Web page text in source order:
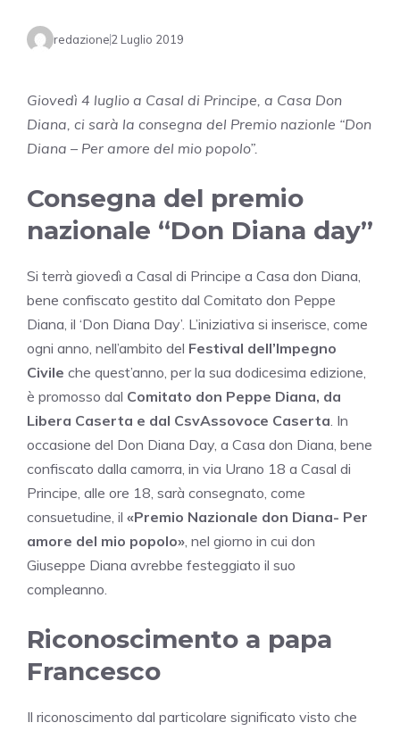
redazione2 Luglio 2019
Giovedì 4 luglio a Casal di Principe, a Casa Don
Diana, ci sarà la consegna del Premio nazionle “Don
Diana – Per amore del mio popolo”.
Consegna del premio
nazionale “Don Diana day”
Si terrà giovedì a Casal di Principe a Casa don Diana,
bene confiscato gestito dal Comitato don Peppe
Diana, il ‘Don Diana Day’. L’iniziativa si inserisce, come
ogni anno, nell’ambito del Festival dell’Impegno
Civile che quest’anno, per la sua dodicesima edizione,
è promosso dal Comitato don Peppe Diana, da
Libera Caserta e dal CsvAssovoce Caserta. In
occasione del Don Diana Day, a Casa don Diana, bene
confiscato dalla camorra, in via Urano 18 a Casal di
Principe, alle ore 18, sarà consegnato, come
consuetudine, il «Premio Nazionale don Diana- Per
amore del mio popolo», nel giorno in cui don
Giuseppe Diana avrebbe festeggiato il suo
compleanno.
Riconoscimento a papa
Francesco
Il riconoscimento dal particolare significato visto che